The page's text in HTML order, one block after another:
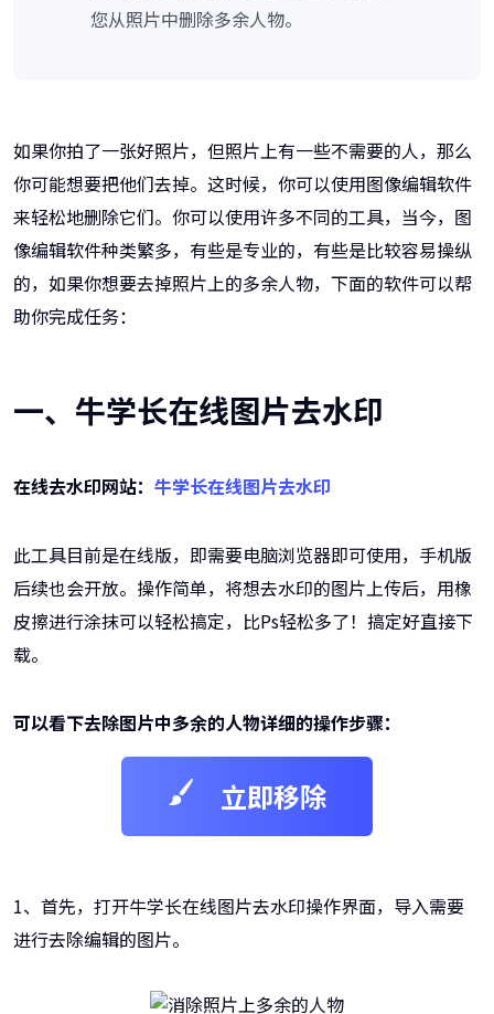
您从照片中删除多余人物。
如果你拍了一张好照片，但照片上有一些不需要的人，那么
你可能想要把他们去掉。这时候，你可以使用图像编辑软件
来轻松地删除它们。你可以使用许多不同的工具，当今，图
像编辑软件种类繁多，有些是专业的，有些是比较容易操纵
的，如果你想要去掉照片上的多余人物，下面的软件可以帮
助你完成任务：
一、牛学长在线图片去水印
在线去水印网站： 牛学长在线图片去水印
此工具目前是在线版，即需要电脑浏览器即可使用，手机版
后续也会开放。操作简单，将想去水印的图片上传后，用橡
皮擦进行涂抹可以轻松搞定，比Ps轻松多了！搞定好直接下
载。
可以看下去除图片中多余的人物详细的操作步骤：
立即移除
1、首先，打开牛学长在线图片去水印操作界面，导入需要
进行去除编辑的图片。